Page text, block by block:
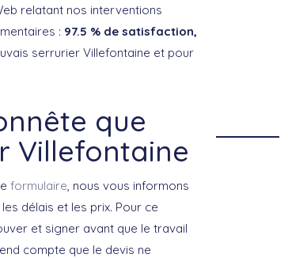
relatant nos interventions
: 97.5 % de satisfaction,
serrurier Villefontaine et pour
que
Villefontaine
formulaire, nous vous informons
délais et les prix. Pour ce
et signer avant que le travail
compte que le devis ne